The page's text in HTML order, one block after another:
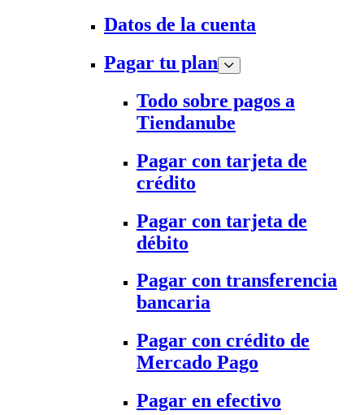
Datos de la cuenta
Pagar tu plan
Todo sobre pagos a
Tiendanube
Pagar con tarjeta de
crédito
Pagar con tarjeta de
débito
Pagar con transferencia
bancaria
Pagar con crédito de
Mercado Pago
Pagar en efectivo